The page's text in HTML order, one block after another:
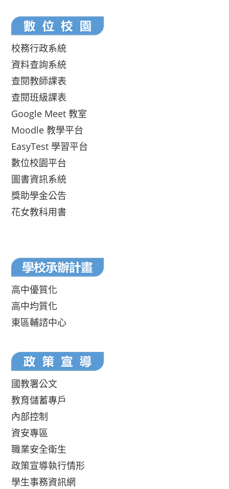
校務行政系統
資料查詢系統
查閱教師課表
查閱班級課表
Google Meet 教室
Moodle 教學平台
EasyTest 學習平台
數位校園平台
圖書資訊系統
獎助學金公告
花女教科用書
高中優質化
高中均質化
東區輔諮中心
國教署公文
教育儲蓄專戶
內部控制
資安專區
職業安全衛生
政策宣導執行情形
學生事務資訊網